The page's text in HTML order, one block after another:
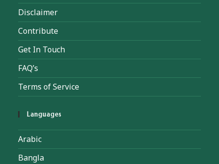
Disclaimer
Contribute
Get In Touch
FAQ’s
Terms of Service
Languages
Arabic
Bangla